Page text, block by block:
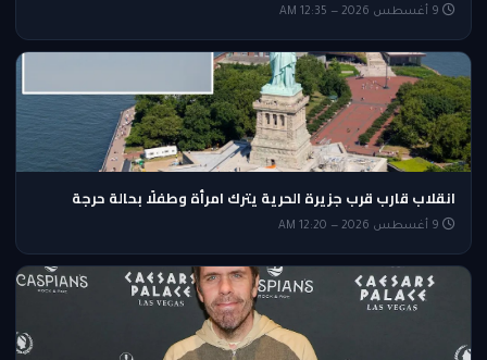
انقلاب قارب قرب جزيرة الحرية يترك امرأة وطفلًا بحالة حرجة